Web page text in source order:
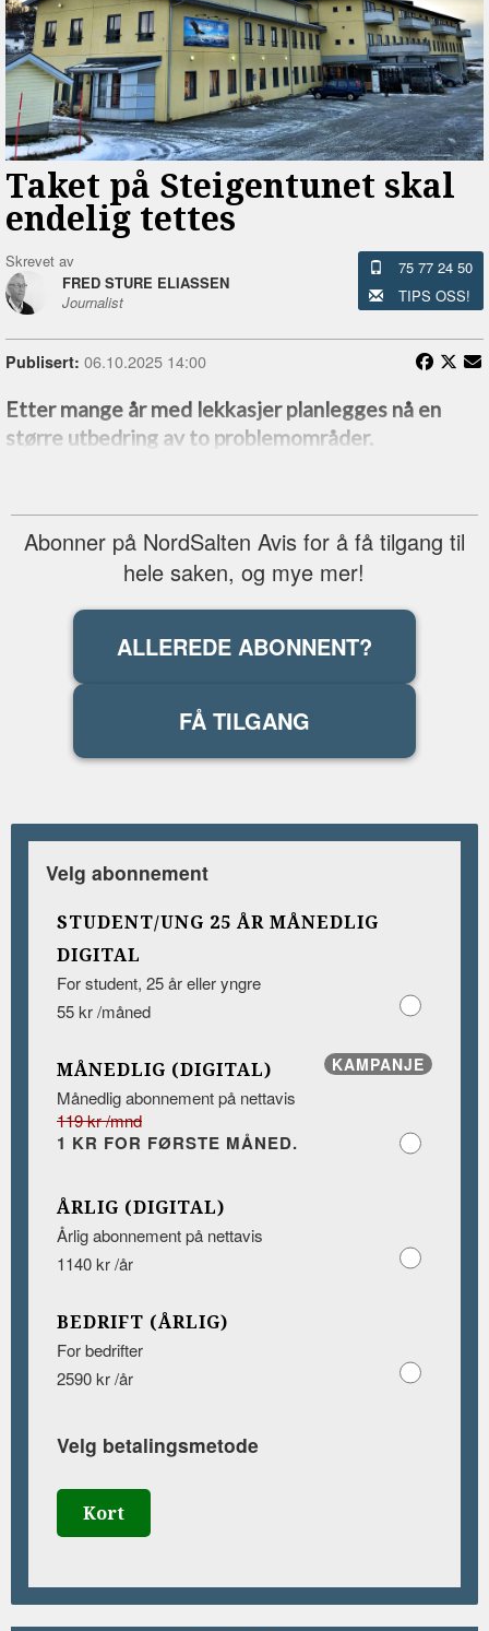
Taket på Steigentunet skal
endelig tettes
Skrevet av
FRED STURE ELIASSEN
Journalist
75 77 24 50
TIPS OSS!
Publisert: 06.10.2025 14:00
Etter mange år med lekkasjer planlegges nå en
større utbedring av to problemområder.
Abonner på NordSalten Avis for å få tilgang til
hele saken, og mye mer!
ALLEREDE ABONNENT?
FÅ TILGANG
Velg abonnement
STUDENT/UNG 25 ÅR MÅNEDLIG
DIGITAL
For student, 25 år eller yngre
55 kr /måned
KAMPANJE
MÅNEDLIG (DIGITAL)
Månedlig abonnement på nettavis
119 kr /mnd
1 KR FOR FØRSTE MÅNED.
ÅRLIG (DIGITAL)
Årlig abonnement på nettavis
1140 kr /år
BEDRIFT (ÅRLIG)
For bedrifter
2590 kr /år
Velg betalingsmetode
Kort